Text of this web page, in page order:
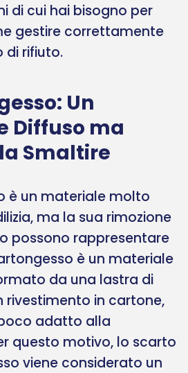
di cui hai bisogno per
gestire correttamente
di rifiuto.
Un
Diffuso ma
Smaltire
è un materiale molto
ma la sua rimozione
possono rappresentare
è un materiale
da una lastra di
rivestimento in cartone,
adatto alla
questo motivo, lo scarto
viene considerato un